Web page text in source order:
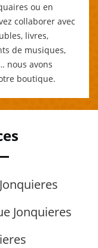
ou en
collaborer avec
livres,
de musiques,
nous avons
boutique.
Jonquieres